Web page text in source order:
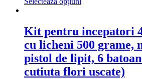
Kit pentru incepatori
cu licheni 500 grame,
pistol de lipit, 6
cutiuta flori uscate)